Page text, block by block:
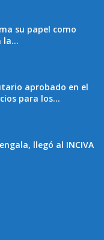
su papel como
la...
aprobado en el
para los...
llegó al INCIVA